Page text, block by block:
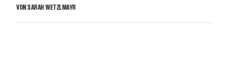
VON SARAH WETZLMAYR